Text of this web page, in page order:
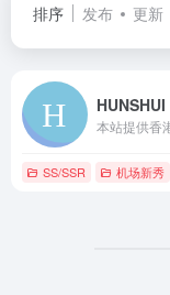
排序 发布 更新
HUNSHUI
SS/SSR 机场新秀